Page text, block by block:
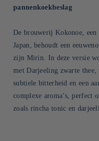
pannenkoekbeslag
De brouwerij Kokonoe,
Japan, behoudt een
zijn Mirin. In deze versie
met Darjeeling zwarte thee,
subtiele bitterheid en een
complexe aroma’s, perfect
zoals rincha tonic en